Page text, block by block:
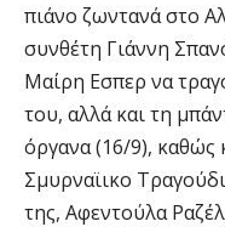
πιάνο ζωντανά στο
συνθέτη Γιάννη
Μαίρη Εσπερ να
του, αλλά και τη
όργανα (16/9), καθώς
Σμυρναϊικο
της, Αφεντούλα